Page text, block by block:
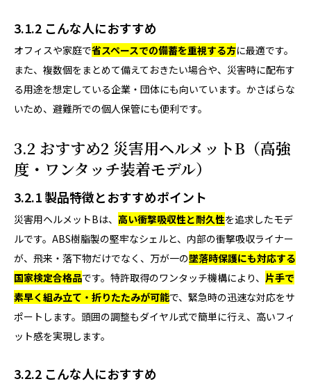
3.1.2 こんな人におすすめ
オフィスや家庭で省スペースでの備蓄を重視する方に最適です。
また、複数個をまとめて備えておきたい場合や、災害時に配布す
る用途を想定している企業・団体にも向いています。かさばらな
いため、避難所での個人保管にも便利です。
3.2 おすすめ2 災害用ヘルメットB（高強
度・ワンタッチ装着モデル）
3.2.1 製品特徴とおすすめポイント
災害用ヘルメットBは、 高い衝撃吸収性と耐久性を追求したモデ
ルです。ABS樹脂製の堅牢なシェルと、内部の衝撃吸収ライナー
が、飛来・落下物だけでなく、万が一の墜落時保護にも対応する
国家検定合格品です。特許取得のワンタッチ機構により、 片手で
素早く組み立て・折りたたみが可能で、緊急時の迅速な対応をサ
ポートします。頭囲の調整もダイヤル式で簡単に行え、高いフィ
ット感を実現します。
3.2.2 こんな人におすすめ